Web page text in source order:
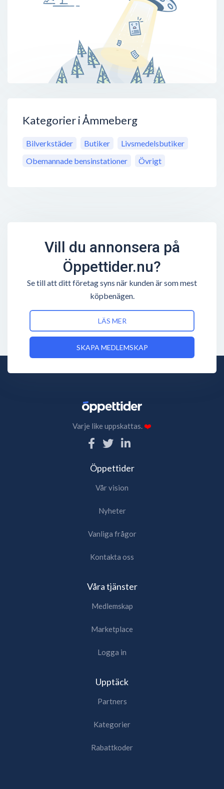
Kategorier i Åmmeberg
Bilverkstäder Butiker
Livsmedelsbutiker
Obemannade bensinstationer
Övrigt
Vill du annonsera på
Öppettider.nu?
Se till att ditt företag syns när kunden är som mest
köpbenägen.
LÄS MER
SKAPA MEDLEMSKAP
Varje like uppskattas.❤️
Öppettider
Vår vision
Nyheter
Vanliga frågor
Kontakta oss
Våra tjänster
Medlemskap
Marketplace
Logga in
Upptäck
Partners
Kategorier
Rabattkoder